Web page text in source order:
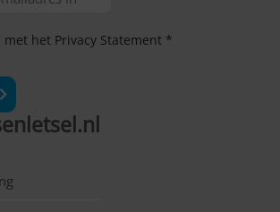
met het Privacy Statement *